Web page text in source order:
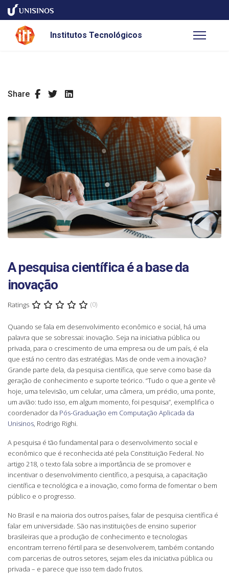
Institutos Tecnológicos
Share
A pesquisa científica é a base da
inovação
Ratings (0)
Quando se fala em desenvolvimento econômico e social, há uma
palavra que se sobressai: inovação. Seja na iniciativa pública ou
privada, para o crescimento de uma empresa ou de um país, é ela
que está no centro das estratégias. Mas de onde vem a inovação?
Grande parte dela, da pesquisa científica, que serve como base da
geração de conhecimento e suporte teórico. “Tudo o que a gente vê
hoje, uma televisão, um celular, uma câmera, um prédio, uma ponte,
um avião: tudo isso, em algum momento, foi pesquisa”, exemplifica o
coordenador da Pós-Graduação em Computação Aplicada da
Unisinos, Rodrigo Righi.
A pesquisa é tão fundamental para o desenvolvimento social e
econômico que é reconhecida até pela Constituição Federal. No
artigo 218, o texto fala sobre a importância de se promover e
incentivar o desenvolvimento científico, a pesquisa, a capacitação
científica e tecnológica e a inovação, como forma de fomentar o bem
público e o progresso.
No Brasil e na maioria dos outros países, falar de pesquisa científica é
falar em universidade. São nas instituições de ensino superior
brasileiras que a produção de conhecimento e tecnologias
encontram terreno fértil para se desenvolverem, também contando
com parcerias de outros setores, sejam eles da iniciativa pública ou
privada – e parece que isso tem dado frutos.